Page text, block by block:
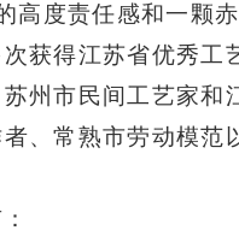
高度责任感和一颗
获得江苏省优秀工
州市民间工艺家和
、常熟市劳动模范